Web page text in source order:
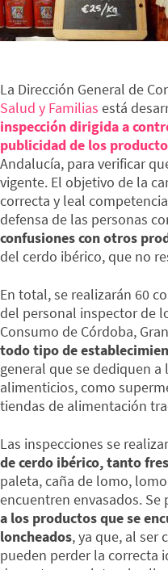
La Dirección General de
Salud y Familias está
inspección dirigida a
publicidad de los
Andalucía, para verificar
vigente. El objetivo de la
correcta y leal
defensa de las personas
confusiones con otros
del cerdo ibérico, que no
En total, se realizarán 60
del personal inspector de
Consumo de Córdoba,
todo tipo de
general que se dediquen
alimenticios, como
tiendas de alimentación
Las inspecciones se
de cerdo ibérico, tanto
paleta, caña de lomo,
encuentren envasados. Se
a los productos que se
loncheados, ya que, al ser
pueden perder la correcta